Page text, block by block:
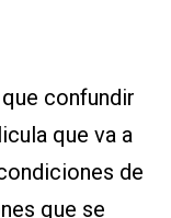
confundir
que va a
de
que se